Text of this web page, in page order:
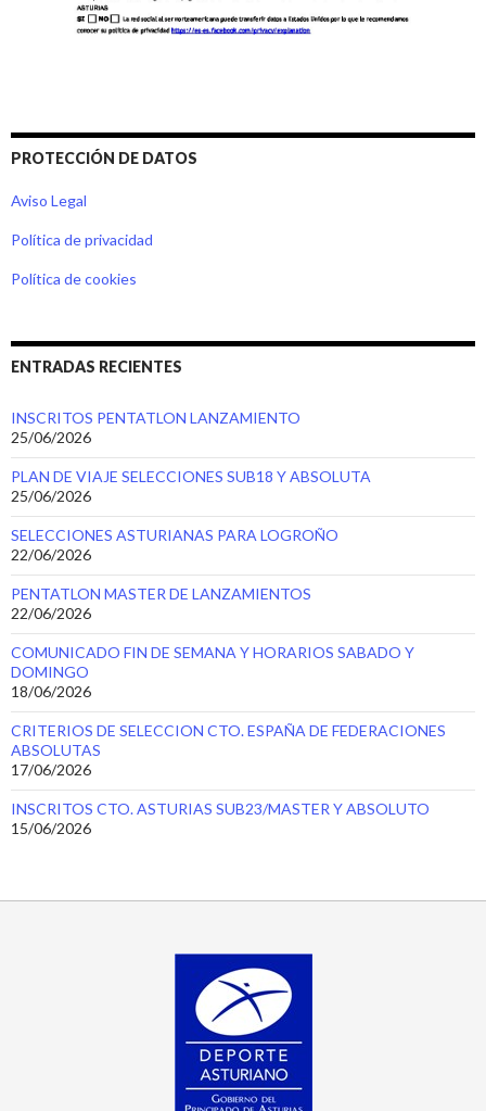
PROTECCIÓN DE DATOS
Aviso Legal
Política de privacidad
Política de cookies
ENTRADAS RECIENTES
INSCRITOS PENTATLON LANZAMIENTO
25/06/2026
PLAN DE VIAJE SELECCIONES SUB18 Y ABSOLUTA
25/06/2026
SELECCIONES ASTURIANAS PARA LOGROÑO
22/06/2026
PENTATLON MASTER DE LANZAMIENTOS
22/06/2026
COMUNICADO FIN DE SEMANA Y HORARIOS SABADO Y
DOMINGO
18/06/2026
CRITERIOS DE SELECCION CTO. ESPAÑA DE FEDERACIONES
ABSOLUTAS
17/06/2026
INSCRITOS CTO. ASTURIAS SUB23/MASTER Y ABSOLUTO
15/06/2026